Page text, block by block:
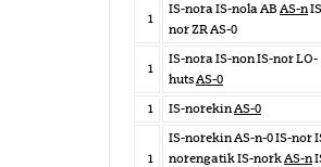
1
IS-nora IS-nola AB AS-n
nor ZR AS-0
1
IS-nora IS-non IS-nor LO-
hutsAS-0
1
IS-norekinAS-0
1
IS-norekin AS-n-0 IS-nor
norengatik IS-norkAS-n